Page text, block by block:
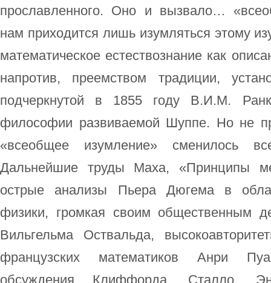
прославленного. Оно и вызвало…
нам приходится лишь изумляться этому
математическое естествознание как
напротив, преемством традиции,
подчеркнутой в 1855 году В.И.М.
философии развиваемой Шуппе. Но не
«всеобщее изумление» сменилось
Дальнейшие труды Маха, «Принципы
острые анализы Пьера Дюгема в
физики, громкая своим общественным
Вильгельма Оствальда,
французских математиков Анри
обсуждения Клиффорда, Сталло,